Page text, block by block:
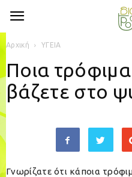
Αρχική ΥΓΕΙΑ
Ποια
βάζετε στο
Γνωρίζατε ότι κάποια